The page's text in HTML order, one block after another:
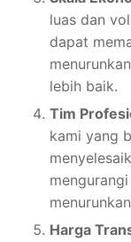
luas dan
dapat
lebih baik.
Tim
kami yang
Harga